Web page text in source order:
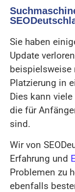
Sie haben
Update
beispielsweise
Platzierung in
Dies kann
die für
sind.
Wir von
Erfahrung und
Problemen zu
ebenfalls